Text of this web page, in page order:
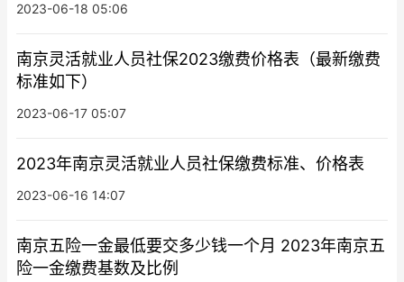
2023-06-18 05:06
南京灵活就业人员社保2023缴费价格表（最新缴费
标准如下）
2023-06-17 05:07
2023年南京灵活就业人员社保缴费标准、价格表
2023-06-16 14:07
南京五险一金最低要交多少钱一个月 2023年南京五
险一金缴费基数及比例